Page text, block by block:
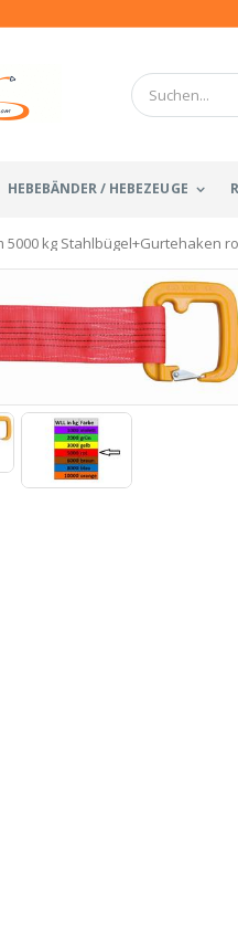
HEBEBÄNDER / HEBEZEUGE
5000 kg Stahlbügel+Gurtehaken